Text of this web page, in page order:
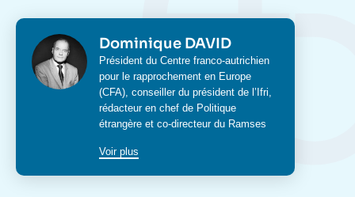
Photo Dominique DAVID
Intitulé
du
poste
Président du Centre franco-autrichien
pour le rapprochement en Europe
(CFA), conseiller du président de l’Ifri,
rédacteur en chef de Politique
étrangère et co-directeur du Ramses
Voir plus